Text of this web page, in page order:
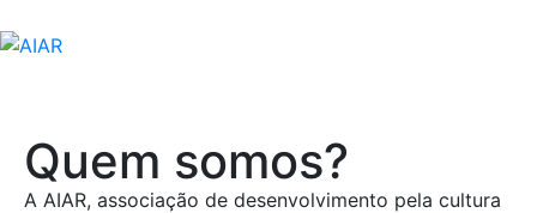
Quem somos?
A AIAR, associação de desenvolvimento pela cultura